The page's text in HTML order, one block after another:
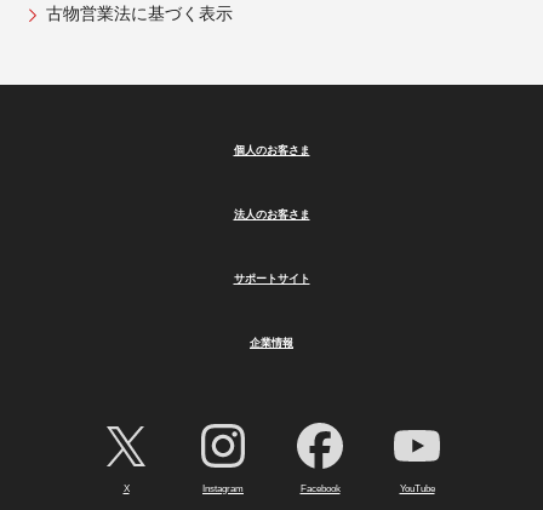
古物営業法に基づく表示
個人のお客さま
法人のお客さま
サポートサイト
企業情報
X Instagram Facebook YouTube